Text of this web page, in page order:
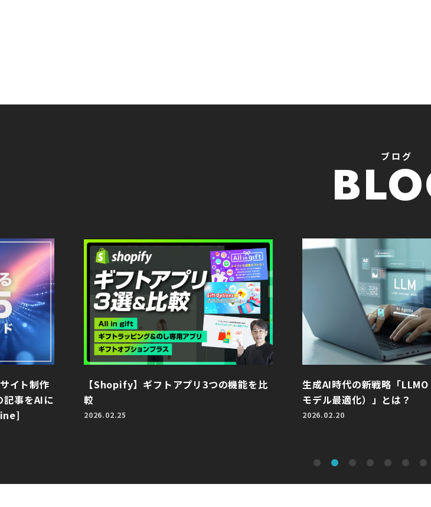
ブログ
イト制作
記事をAIに
【Shopify】ギフトアプリ3つの機能を比
較
2026.02.25
生成AI時代の新戦略「
モデル最適化）」とは？
2026.02.20